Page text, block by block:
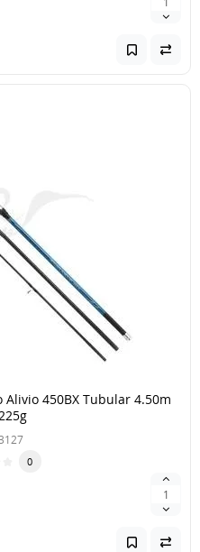
450BX Tubular 4.50m
0